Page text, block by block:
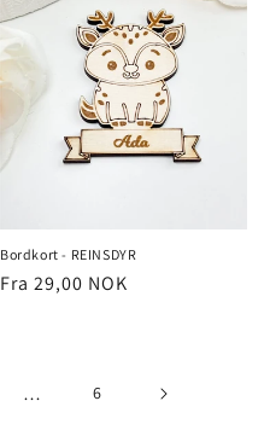
Bordkort - REINSDYR
Vanlig
Fra 29,00 NOK
… 6